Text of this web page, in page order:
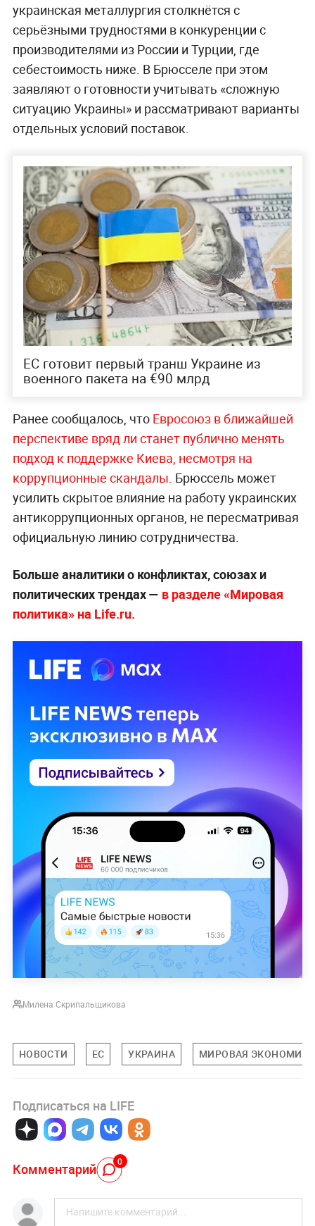
украинская металлургия столкнётся с
серьёзными трудностями в конкуренции с
производителями из России и Турции, где
себестоимость ниже. В Брюсселе при этом
заявляют о готовности учитывать «сложную
ситуацию Украины» и рассматривают варианты
отдельных условий поставок.
ЕС готовит первый транш Украине из
военного пакета на €90 млрд
Ранее сообщалось, чтоЕвросоюз в ближайшей
перспективе вряд ли станет публично менять
подход к поддержке Киева, несмотря на
коррупционные скандалы. Брюссель может
усилить скрытое влияние на работу украинских
антикоррупционных органов, не пересматривая
официальную линию сотрудничества.
Больше аналитики о конфликтах, союзах и
политических трендах — в разделе «Мировая
политика» на Life.ru.
Милена Скрипальщикова
НОВОСТИ ЕС УКРАИНА МИРОВАЯ ЭКОНОМИКА
Подписаться на LIFE
Комментарий 0